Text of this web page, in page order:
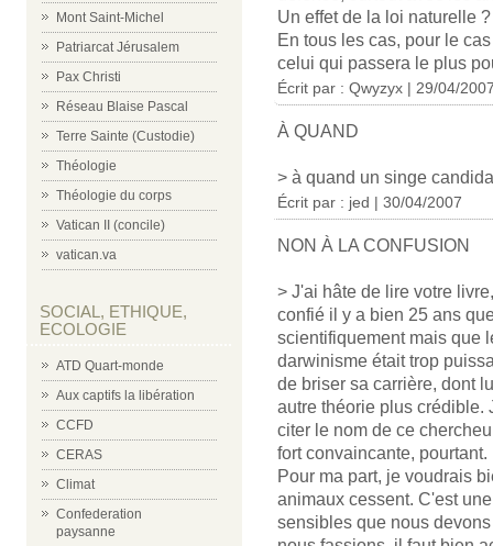
Mont Saint-Michel
Patriarcat Jérusalem
Pax Christi
Réseau Blaise Pascal
Terre Sainte (Custodie)
Théologie
Théologie du corps
Vatican II (concile)
vatican.va
SOCIAL, ETHIQUE,
ECOLOGIE
ATD Quart-monde
Aux captifs la libération
CCFD
CERAS
Climat
Confederation
paysanne
Un effet de la loi naturelle ?
En tous les cas, pour le
celui qui passera le plus
Écrit par : Qwyzyx | 29/04/
À QUAND
> à quand un singe
Écrit par : jed | 30/04/2007
NON À LA CONFUSION
> J'ai hâte de lire votre
confié il y a bien 25 ans
scientifiquement mais que
darwinisme était trop
de briser sa carrière, dont
autre théorie plus crédible.
citer le nom de ce
fort convaincante, pourtant.
Pour ma part, je voudrais
animaux cessent. C'est
sensibles que nous